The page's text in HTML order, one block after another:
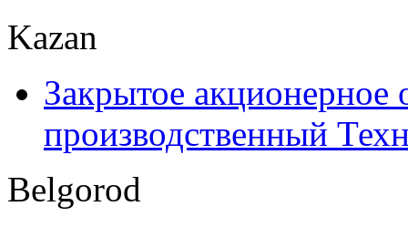
Kazan
Закрытое
производственный
Belgorod